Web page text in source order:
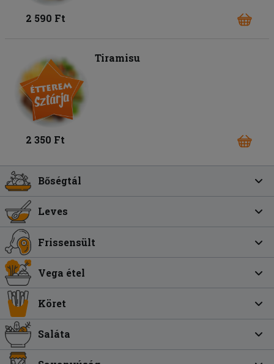
2 590 Ft
Tiramisu
2 350 Ft
Bőségtál
Leves
Frissensült
Vega étel
Köret
Saláta